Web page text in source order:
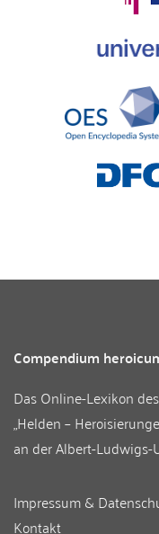
Compendium
Das Online-Lexikon des
„Helden –
an derAlbert-Ludwigs-
Impressum &
Kontakt